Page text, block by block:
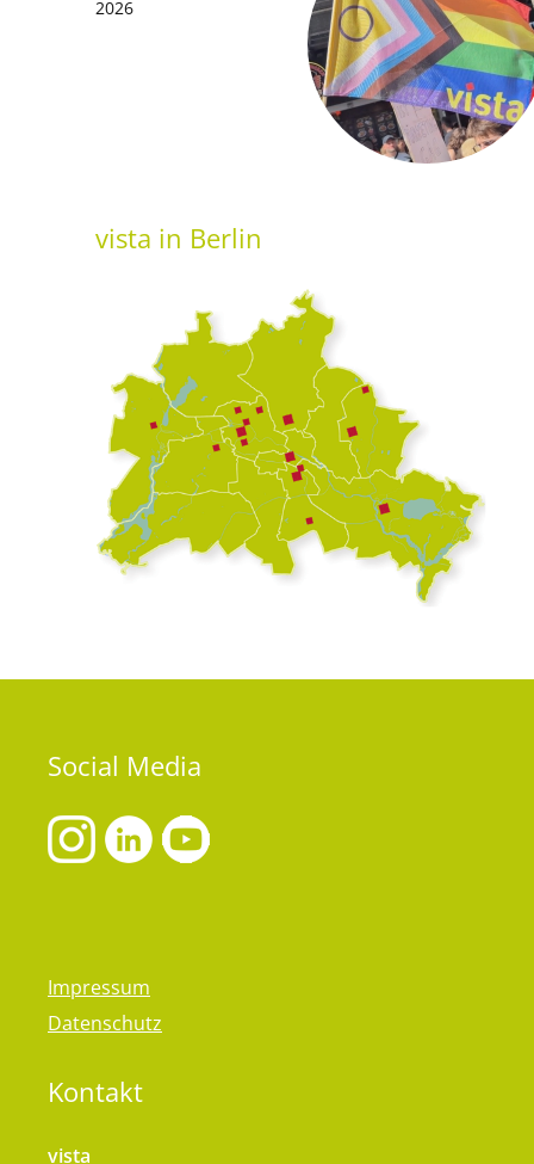
2026
vista in Berlin
Social Media
Impressum
Datenschutz
Kontakt
vista